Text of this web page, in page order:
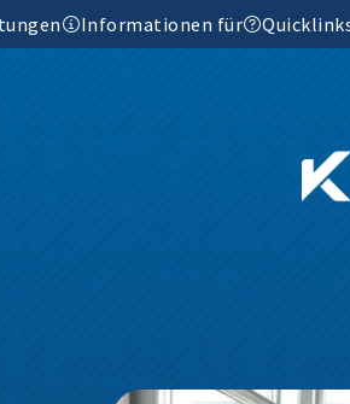
Informationen für